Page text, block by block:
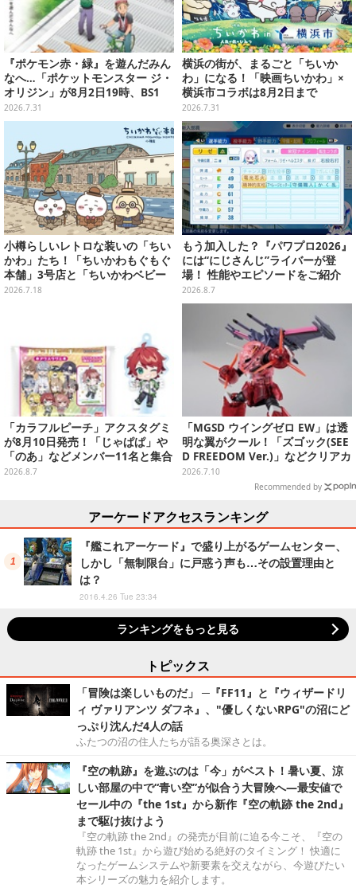
『ポケモン赤・緑』を遊んだみん
なへ…「ポケットモンスター ジ・
オリジン」が8月2日19時、BS1
2・日曜アニメ劇場で放送！
2026.7.31
横浜の街が、まるごと「ちいか
わ」になる！「映画ちいかわ」×
横浜市コラボは8月2日まで
2026.7.31
小樽らしいレトロな装いの「ちい
かわ」たち！「ちいかわもぐもぐ
本舗」3号店と「ちいかわベビー
カステラ」がいよいよオープン
2026.7.18
もう加入した？『パワプロ2026』
には“にじさんじ”ライバーが登
場！ 性能やエピソードをご紹介
2026.8.7
「カラフルピーチ」アクスタグミ
が8月10日発売！「じゃぱぱ」や
「のあ」などメンバー11名と集合
デザイン全15種、ボールチェーン
2026.8.7
「MGSD ウイングゼロ EW」は透
明な翼がクール！「ズゴック(SEE
D FREEDOM Ver.)」などクリアカ
ラーのガンプラ3商品を一挙チェ
2026.7.10
Recommended by
アーケードアクセスランキング
『艦これアーケード』で盛り上がるゲームセンター、
しかし「無制限台」に戸惑う声も…その設置理由と
は？
2016.4.26 Tue 23:34
ランキングをもっと見る
トピックス
「冒険は楽しいものだ」 ─『FF11』と『ウィザードリ
ィ ヴァリアンツ ダフネ』、"優しくないRPG"の沼にど
っぷり沈んだ4人の話
ふたつの沼の住人たちが語る奥深さとは。
『空の軌跡』を遊ぶのは「今」がベスト！暑い夏、涼
しい部屋の中で“青い空”が似合う大冒険へ―最安値で
セール中の『the 1st』から新作『空の軌跡 the 2nd』
まで駆け抜けよう
『空の軌跡 the 2nd』の発売が目前に迫る今こそ、『空の
軌跡 the 1st』から遊び始める絶好のタイミング！ 快適に
なったゲームシステムや新要素を交えながら、今遊びたい
本シリーズの魅力を紹介します。